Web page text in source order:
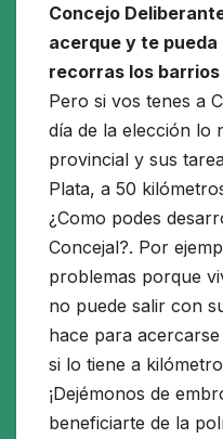
Concejo
acerque y te
recorras los
Pero si vos tenes a
día de la elección lo
provincial y sus
Plata, a 50
¿Como podes
Concejal?. Por
problemas porque
no puede salir con
hace para
si lo tiene a
¡Dejémonos de
beneficiarte de la